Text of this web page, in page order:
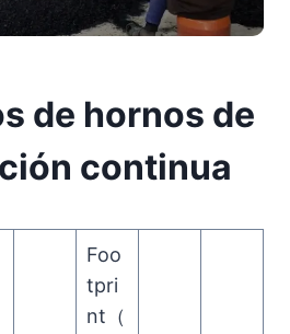
de hornos de
continua
Foo
tpri
nt（